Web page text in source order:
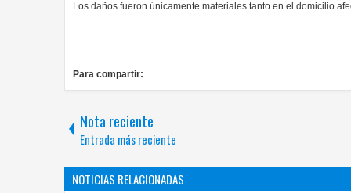
Los daños fueron únicamente materiales tanto en el domicilio
Para compartir:
Nota reciente
Entrada más reciente
NOTICIAS RELACIONADAS